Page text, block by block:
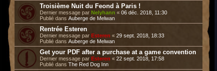
Troisième Nuit du Feond à Paris !
Dernier message par Nelyhann « 06 déc. 2018, 11:30
Publié dans Auberge de Melwan
Rentrée Esteren
Dernier message par Esteren « 29 sept. 2018, 18:33
Publié dans Auberge de Melwan
Get your PDF after a purchase at a game convention
Dernier message par Esteren « 22 sept. 2018, 17:58
Publié dans The Red Dog Inn